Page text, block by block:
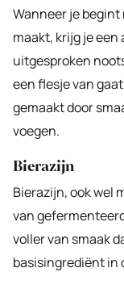
Wanneer je
maakt, krijg je
uitgesproken
een flesje van
gemaakt door
voegen.
Bierazijn
Bierazijn, ook wel
van
voller van smaak
basisingrediënt in